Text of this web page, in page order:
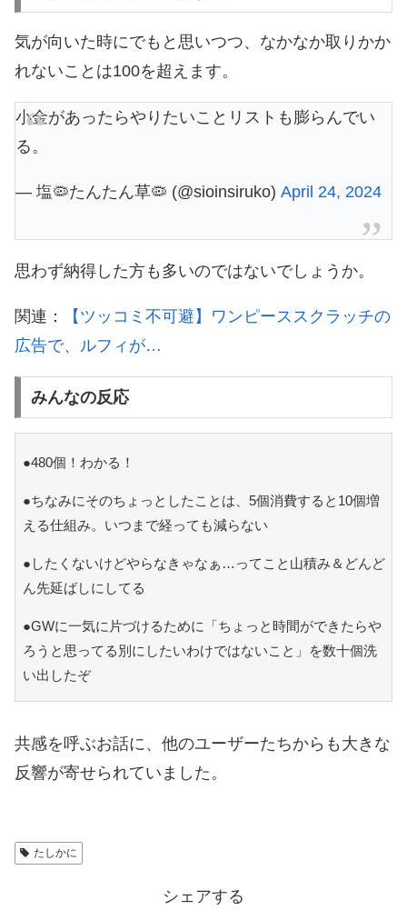
気が向いた時にでもと思いつつ、なかなか取りかか
れないことは100を超えます。
小金があったらやりたいことリストも膨らんでい
る。
— 塩🦠たんたん草🦠 (@sioinsiruko) April 24, 2024
思わず納得した方も多いのではないでしょうか。
関連：
【ツッコミ不可避】ワンピーススクラッチの
広告で、ルフィが…
みんなの反応
●480個！わかる！
●ちなみにそのちょっとしたことは、5個消費すると10個増
える仕組み。いつまで経っても減らない
●したくないけどやらなきゃなぁ…ってこと山積み＆どんど
ん先延ばしにしてる
●GWに一気に片づけるために「ちょっと時間ができたらや
ろうと思ってる別にしたいわけではないこと」を数十個洗
い出したぞ
共感を呼ぶお話に、他のユーザーたちからも大きな
反響が寄せられていました。
たしかに
シェアする